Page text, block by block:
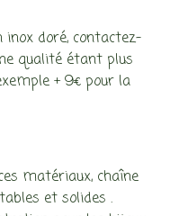
inox doré, contactez-
qualité étant plus
+ 9€ pour la
matériaux, chaîne
et solides .